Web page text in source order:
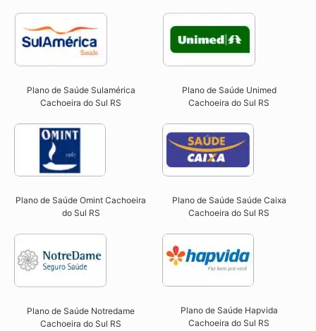
Plano de Saúde Sulamérica
Cachoeira do Sul RS
Plano de Saúde Unimed
Cachoeira do Sul RS
Plano de Saúde Omint Cachoeira
do Sul RS​
Plano de Saúde Saúde Caixa
Cachoeira do Sul RS​
Plano de Saúde Notredame
Cachoeira do Sul RS​
Plano de Saúde Hapvida
Cachoeira do Sul RS​